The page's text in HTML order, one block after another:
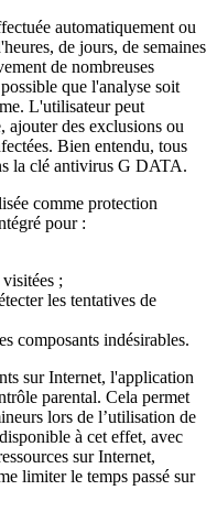
automatiquement ou
de jours, de semaines
de nombreuses
que l'analyse soit
L'utilisateur peut
ajouter des exclusions ou
Bien entendu, tous
la clé antivirus G DATA.
comme protection
pour :
;
les tentatives de
composants indésirables.
sur Internet, l'application
parental. Cela permet
lors de l’utilisation de
à cet effet, avec
sur Internet,
limiter le temps passé sur